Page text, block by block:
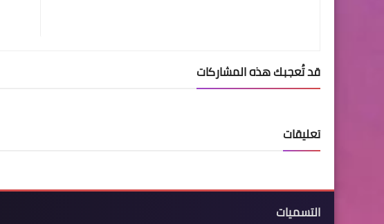
قد تُعجبك هذه المشاركات
تعليقات
التسميات